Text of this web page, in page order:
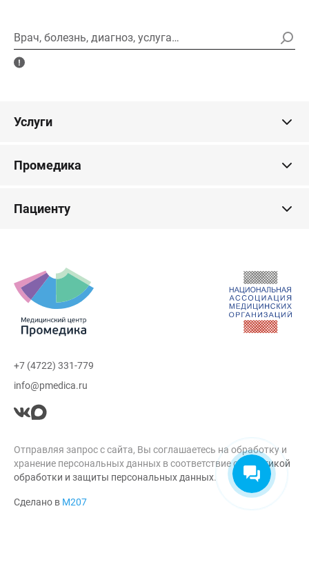
Врач, болезнь, диагноз, услуга…
Услуги
Промедика
Пациенту
+7 (4722) 331-779
info@pmedica.ru
Отправляя запрос с сайта, Вы соглашаетесь на обработку и
хранение персональных данных в соответствие с Политикой
обработки и защиты персональных данных.
Сделано в М207